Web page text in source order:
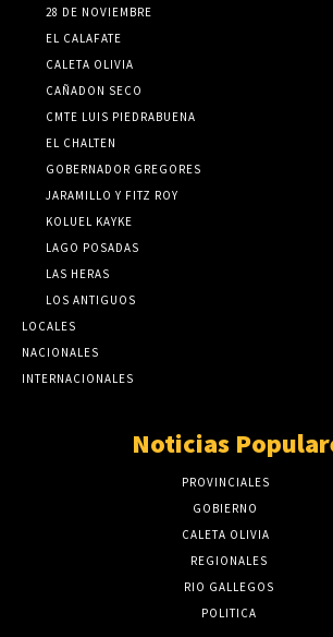
28 DE NOVIEMBRE
EL CALAFATE
CALETA OLIVIA
CAÑADON SECO
CMTE LUIS PIEDRABUENA
EL CHALTEN
GOBERNADOR GREGORES
JARAMILLO Y FITZ ROY
KOLUEL KAYKE
LAGO POSADAS
LAS HERAS
LOS ANTIGUOS
LOCALES
NACIONALES
INTERNACIONALES
Noticias
PROVINCIALES
GOBIERNO
CALETA OLIVIA
REGIONALES
RIO GALLEGOS
POLITICA